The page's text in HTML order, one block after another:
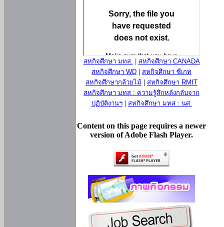
สหกิจศึกษา มทส.
สหกิจศึกษา CANADA
สหกิจศึกษา WD
สหกิจศึกษา ซีเกท
สหกิจศึกษากล้วยไม้
สหกิจศึกษา RMIT
สหกิจศึกษา มทส : ความรู้สึกหลังกลับจาก
ปฏิบัติงานฯ| สหกิจศึกษา มทส : นศ.
Content on this page requires a newer
version of Adobe Flash Player.